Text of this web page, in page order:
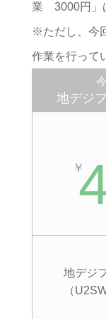
業 3000円」
※ただし、今
作業を行って
地デジ
￥
地デジ
（